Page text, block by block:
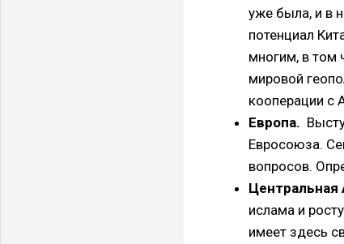
уже была, и в
потенциал
многим, в том
мировой
кооперации с
Европа.
Евросоюза.
вопросов.
Центральная
ислама и
имеет здесь